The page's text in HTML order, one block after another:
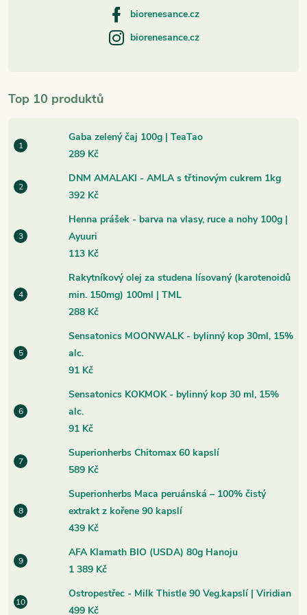
Top 10 produktů
Gaba zelený čaj 100g | TeaTao
289 Kč
DNM AMALAKI - AMLA s třtinovým cukrem 1kg
392 Kč
Henna prášek - barva na vlasy, ruce a nohy 100g |
Ayuuri
113 Kč
Rakytníkový olej za studena lísovaný (karotenoidů
min. 150mg) 100ml | TML
288 Kč
Sensatonics MOONWALK - bylinný kop 30ml, 15%
alc.
91 Kč
Sensatonics KOKMOK - bylinný kop 30 ml, 15%
alc.
91 Kč
Superionherbs Chitomax 60 kapslí
589 Kč
Superionherbs Maca peruánská – 100% čistý
extrakt z kořene 90 kapslí
439 Kč
AFA Klamath BIO (USDA) 80g Hanoju
1 389 Kč
Ostropestřec - Milk Thistle 90 Veg.kapslí | Viridian
499 Kč
biorenesance.cz
biorenesance.cz